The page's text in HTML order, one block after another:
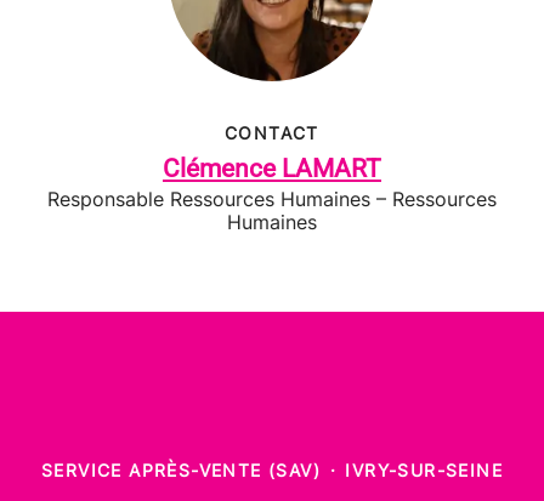
CONTACT
Clémence LAMART
Responsable Ressources Humaines – Ressources
Humaines
SERVICE APRÈS-VENTE (SAV) · IVRY-SUR-SEINE